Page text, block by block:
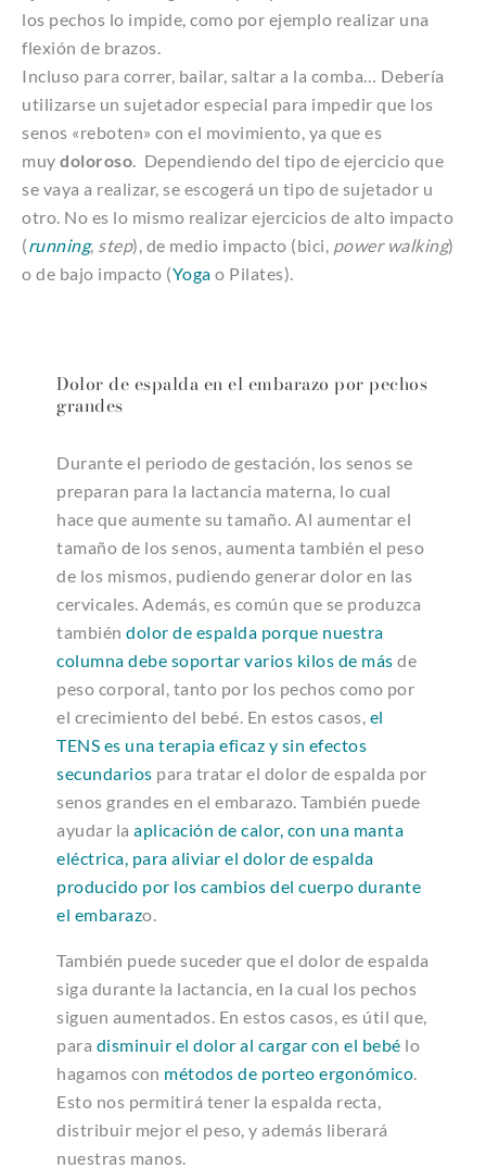
los pechos lo impide, como por ejemplo realizar una
flexión de brazos.
Incluso para correr, bailar, saltar a la comba… Debería
utilizarse un sujetador especial para impedir que los
senos «reboten» con el movimiento, ya que es
muy doloroso. Dependiendo del tipo de ejercicio que
se vaya a realizar, se escogerá un tipo de sujetador u
otro. No es lo mismo realizar ejercicios de alto impacto
(running, step), de medio impacto (bici, power walking)
o de bajo impacto (Yoga o Pilates).
Dolor de espalda en el embarazo por pechos
grandes
Durante el periodo de gestación, los senos se
preparan para la lactancia materna, lo cual
hace que aumente su tamaño. Al aumentar el
tamaño de los senos, aumenta también el peso
de los mismos, pudiendo generar dolor en las
cervicales. Además, es común que se produzca
también dolor de espalda porque nuestra
columna debe soportar varios kilos de más de
peso corporal, tanto por los pechos como por
el crecimiento del bebé. En estos casos, el
TENS es una terapia eficaz y sin efectos
secundarios para tratar el dolor de espalda por
senos grandes en el embarazo. También puede
ayudar la aplicación de calor, con una manta
eléctrica, para aliviar el dolor de espalda
producido por los cambios del cuerpo durante
el embarazo.
También puede suceder que el dolor de espalda
siga durante la lactancia, en la cual los pechos
siguen aumentados. En estos casos, es útil que,
para disminuir el dolor al cargar con el bebé lo
hagamos con métodos de porteo ergonómico.
Esto nos permitirá tener la espalda recta,
distribuir mejor el peso, y además liberará
nuestras manos.